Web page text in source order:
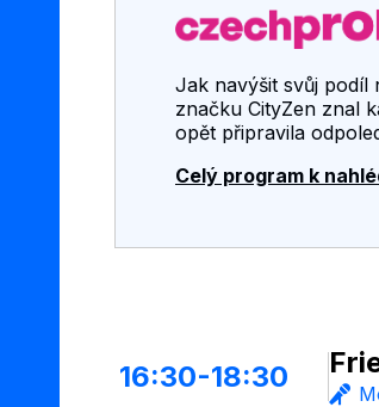
Jak navýšit svůj podíl
značku CityZen znal
opět připravila
Celý program k
16:30-18:30